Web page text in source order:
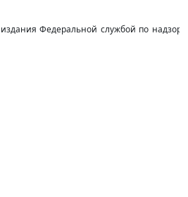
Федеральной службой по